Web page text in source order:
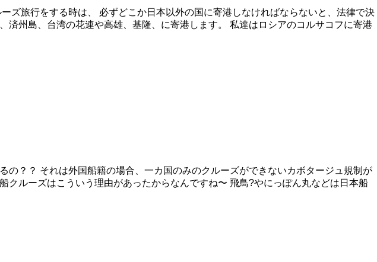
ズ旅行をする時は、 必ずどこか日本以外の国に寄港しなければならないと、法律で決
州島、台湾の花連や高雄、基隆、に寄港します。 私達はロシアのコルサコフに寄港
？？ それは外国船籍の場合、一カ国のみのクルーズができないカボタージュ規制が
ルーズはこういう理由があったからなんですね〜 飛鳥?やにっぽん丸などは日本船